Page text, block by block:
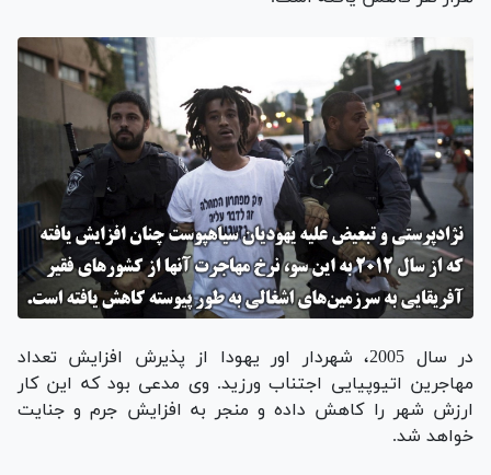
در سال 2005، شهردار اور یهودا از پذیرش افزایش تعداد
مهاجرین اتیوپیایی اجتناب ورزید. وی مدعی بود که این کار
ارزش شهر را کاهش داده و منجر به افزایش جرم و جنایت
خواهد شد.